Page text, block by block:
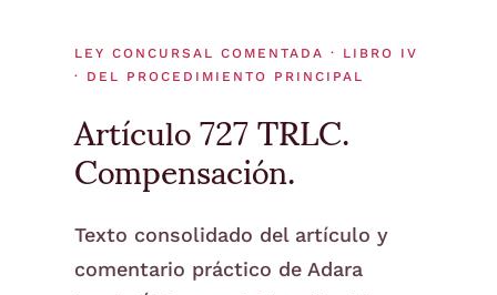
LEY CONCURSAL COMENTADA · LIBRO IV
· DEL PROCEDIMIENTO PRINCIPAL
Artículo 727 TRLC.
Compensación.
Texto consolidado del artículo y
comentario práctico de Adara